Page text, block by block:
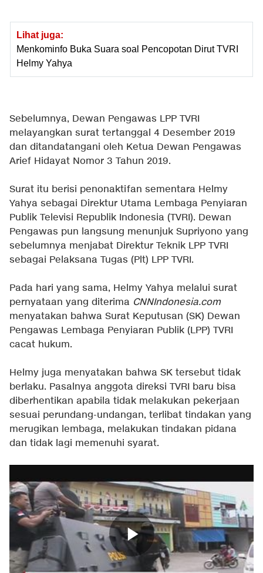
Lihat juga:
Menkominfo Buka Suara soal Pencopotan Dirut TVRI
Helmy Yahya
Sebelumnya, Dewan Pengawas LPP TVRI
melayangkan surat tertanggal 4 Desember 2019
dan ditandatangani oleh Ketua Dewan Pengawas
Arief Hidayat Nomor 3 Tahun 2019.
Surat itu berisi penonaktifan sementara Helmy
Yahya sebagai Direktur Utama Lembaga Penyiaran
Publik Televisi Republik Indonesia (TVRI). Dewan
Pengawas pun langsung menunjuk Supriyono yang
sebelumnya menjabat Direktur Teknik LPP TVRI
sebagai Pelaksana Tugas (Plt) LPP TVRI.
Pada hari yang sama, Helmy Yahya melalui surat
pernyataan yang diterima CNNIndonesia.com
menyatakan bahwa Surat Keputusan (SK) Dewan
Pengawas Lembaga Penyiaran Publik (LPP) TVRI
cacat hukum.
Helmy juga menyatakan bahwa SK tersebut tidak
berlaku. Pasalnya anggota direksi TVRI baru bisa
diberhentikan apabila tidak melakukan pekerjaan
sesuai perundang-undangan, terlibat tindakan yang
merugikan lembaga, melakukan tindakan pidana
dan tidak lagi memenuhi syarat.